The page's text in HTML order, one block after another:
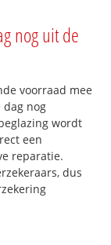
nog uit de
voorraad mee
dag nog
wordt
een
reparatie.
dus